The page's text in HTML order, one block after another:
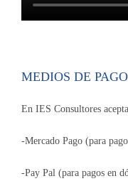
MEDIOS DE PAGO
En IES Consultores
-Mercado Pago (para
-Pay Pal (para pagos en